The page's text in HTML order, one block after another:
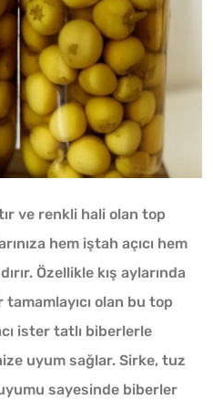
ve renkli hali olan top
hem iştah açıcı hem
Özellikle kış aylarında
olan bu top
ister tatlı biberlerle
uyum sağlar. Sirke, tuz
sayesinde biberler